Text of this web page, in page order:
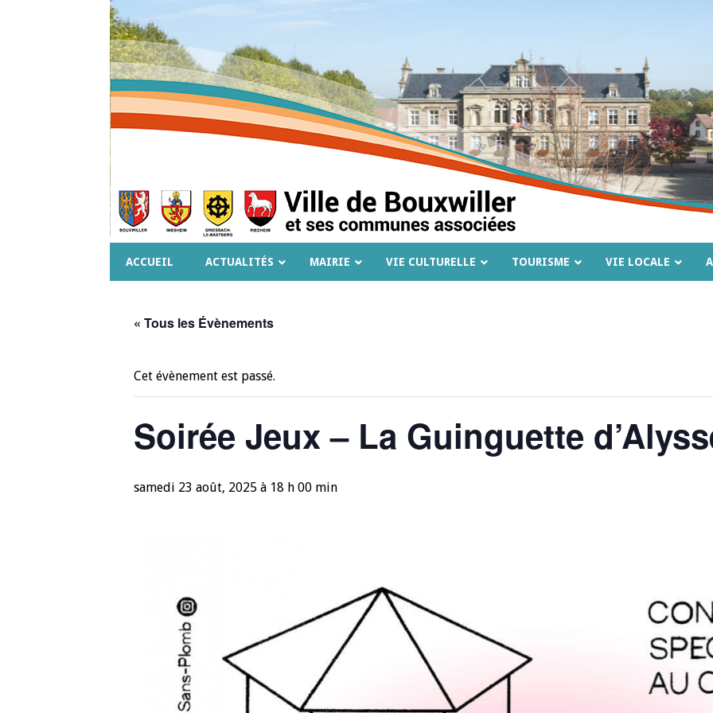
ACCUEIL ACTUALITÉS MAIRIE VIE CULTURELLE TOURISME VIE LOCALE
« Tous les Évènements
Cet évènement est passé.
Soirée Jeux – La Guinguette
samedi 23 août, 2025 à 18 h 00 min